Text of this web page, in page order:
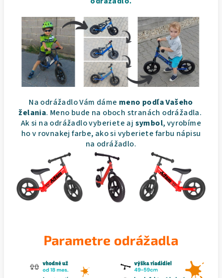
Na odrážadlo Vám dáme meno podľa Vašeho
želania. Meno bude na oboch stranách odrážadla.
Ak si na odrážadlo vyberiete aj symbol, vyrobíme
ho v rovnakej farbe, ako si vyberiete farbu nápisu
na odrážadlo.
Parametre odrážadla